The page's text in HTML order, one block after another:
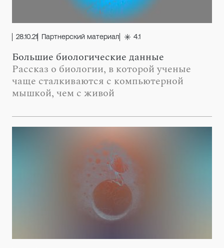
28.10.21 Партнерский материал 4.1
Большие биологические данные
Рассказ о биологии, в которой ученые
чаще сталкиваются с компьютерной
мышкой, чем с живой